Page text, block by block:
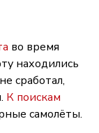
во время
находились
сработал,
К поискам
самолёты.